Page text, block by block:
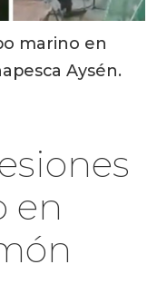
marino en
Aysén.
en